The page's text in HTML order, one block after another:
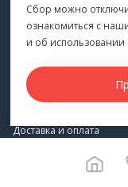
ПОКУПАТЕЛЯМ
Каталог
Бренды
Для оптовиков
Доставка и оплата
Сбор можно
ознакомиться с
и об